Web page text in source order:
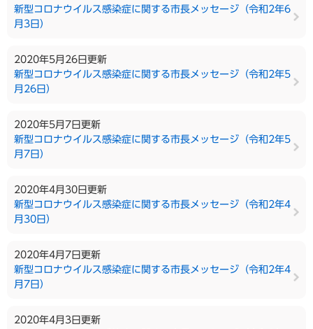
新型コロナウイルス感染症に関する市長メッセージ（令和2年6
月3日）
2020年5月26日更新
新型コロナウイルス感染症に関する市長メッセージ（令和2年5
月26日）
2020年5月7日更新
新型コロナウイルス感染症に関する市長メッセージ（令和2年5
月7日）
2020年4月30日更新
新型コロナウイルス感染症に関する市長メッセージ（令和2年4
月30日）
2020年4月7日更新
新型コロナウイルス感染症に関する市長メッセージ（令和2年4
月7日）
2020年4月3日更新